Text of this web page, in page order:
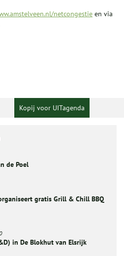
netcongestie en via
Kopij voor UITagenda
de Poel
gratis Grill & Chill BBQ
in De Blokhut van Elsrijk